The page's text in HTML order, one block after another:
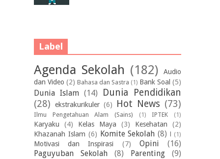
Label
Agenda Sekolah (182)
Audio
dan Video (2) Bahasa dan Sastra (1) Bank Soal (5)
Dunia Islam (14)
Dunia Pendidikan
(28)
ekstrakurikuler (6) Hot News (73)
Ilmu Pengetahuan Alam (Sains) (1) IPTEK (1)
Karyaku (4) Kelas Maya (3) Kesehatan
(2)
Khazanah Islam (6) Komite Sekolah (8) (1)
Motivasi dan Inspirasi (7) Opini
(16)
Paguyuban Sekolah
(8) Parenting (9)